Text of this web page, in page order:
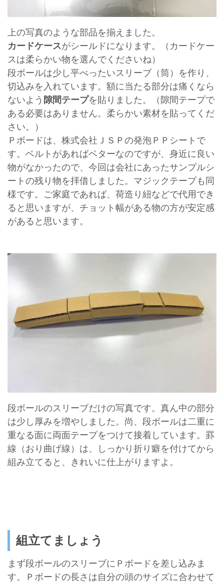
上の写真のような部品を揃えました。
カードケースがシールドになります。（カードケー
スは柔らかい物を選んでくださいね）
段ボールは少し平べったいスリーブ（筒）を作り、
切込みを入れています。額に当たる部分は痛くなら
ないよう 隙間テープを貼りました。（隙間テープで
ある必要はありません。柔らかい素材を貼ってくだ
さい。）
Ｐボードは、株式会社ＪＳＰの発泡ＰＰシートで
す。ベルトがあればベターなのですが、身近に良い
物がなかったので、今回は会社にあったサンプルシ
ートの残り物を拝借しました。マジックテープも同
様です。ご家庭であれば、荷造り紐などで代用でき
ると思いますが、チョット幅がある物の方が安定感
があると思います。
段ボールのスリーブだけの写真です。真ん中の部分
は少し厚みを増やしました。尚、段ボールは二重に
重なる面に両面テープをつけて接着しています。罫
線（おり曲げ線）は、しっかり折り癖を付けてから
組み立てると、きれいに仕上がりますよ。
組立てましょう
まず段ボールのスリーブにＰボードを差し込みま
す。Ｐボードの長さは自分の頭のサイズに合わせて